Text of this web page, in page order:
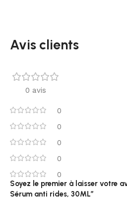
Avis clients
0 avis
0
0
0
0
0
Soyez le premier à laisser votre
Sérum anti rides, 30ML”